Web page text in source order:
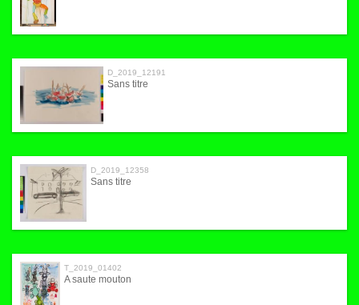
D_2019_12191
Sans titre
D_2019_12358
Sans titre
T_2019_01402
A saute mouton